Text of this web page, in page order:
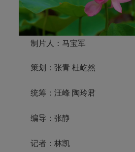
制片人：马宝军
策划：张青 杜屹然
统筹：汪峰 陶玲君
编导：张静
记者：林凯